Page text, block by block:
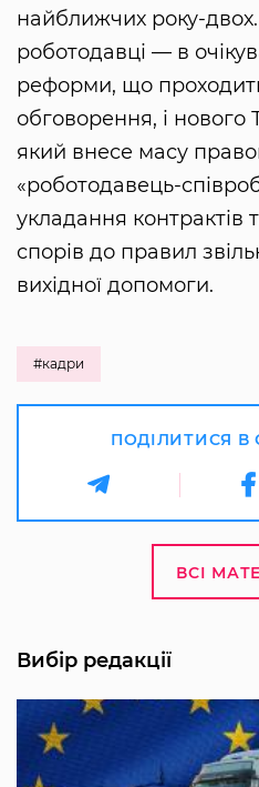
найближчих року-двох.
роботодавці — в
реформи, що
обговорення, і нового
який внесе масу
«роботодавець-
укладання контрактів
спорів до правил
вихідної допомоги.
#кадри
ПОДІЛИТИСЯ
ВСІ
Вибір редакції